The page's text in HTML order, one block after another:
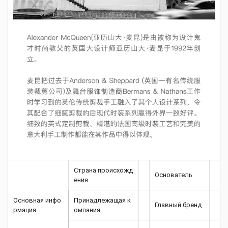
Основная инфо
рмация
Страна происхожд
ения
Основатель
Принадлежащая к
омпания
Главный бренд